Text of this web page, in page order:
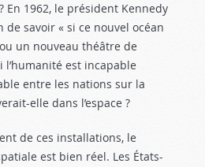
En 1962, le président Kennedy
de savoir « si ce nouvel océan
un nouveau théâtre de
l’humanité est incapable
entre les nations sur la
elle dans l’espace ?
de ces installations, le
est bien réel. Les États-